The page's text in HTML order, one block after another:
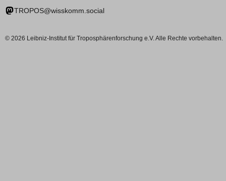
TROPOS@wisskomm.social
© 2026 Leibniz-Institut für Troposphärenforschung e.V. Alle Rechte vorbehalten.